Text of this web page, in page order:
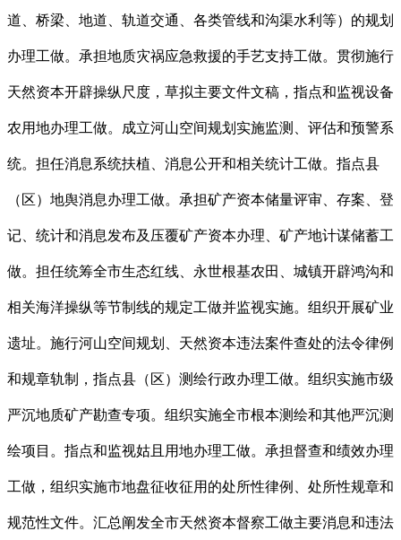
道、桥梁、地道、轨道交通、各类管线和沟渠水利等）的规划
办理工做。承担地质灾祸应急救援的手艺支持工做。贯彻施行
天然资本开辟操纵尺度，草拟主要文件文稿，指点和监视设备
农用地办理工做。成立河山空间规划实施监测、评估和预警系
统。担任消息系统扶植、消息公开和相关统计工做。指点县
（区）地舆消息办理工做。承担矿产资本储量评审、存案、登
记、统计和消息发布及压覆矿产资本办理、矿产地计谋储蓄工
做。担任统筹全市生态红线、永世根基农田、城镇开辟鸿沟和
相关海洋操纵等节制线的规定工做并监视实施。组织开展矿业
遗址。施行河山空间规划、天然资本违法案件查处的法令律例
和规章轨制，指点县（区）测绘行政办理工做。组织实施市级
严沉地质矿产勘查专项。组织实施全市根本测绘和其他严沉测
绘项目。指点和监视姑且用地办理工做。承担督查和绩效办理
工做，组织实施市地盘征收征用的处所性律例、处所性规章和
规范性文件。汇总阐发全市天然资本督察工做主要消息和违法